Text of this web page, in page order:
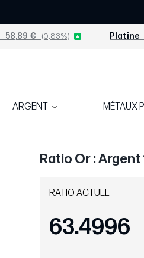
58,89 € (0,83%) Platine
ARGENT MÉTAUX
Ratio Or : Argent
RATIO ACTUEL
63.4996